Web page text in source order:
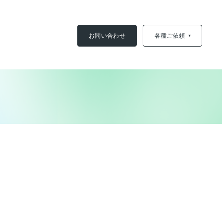
お問い合わせ 各種ご依頼